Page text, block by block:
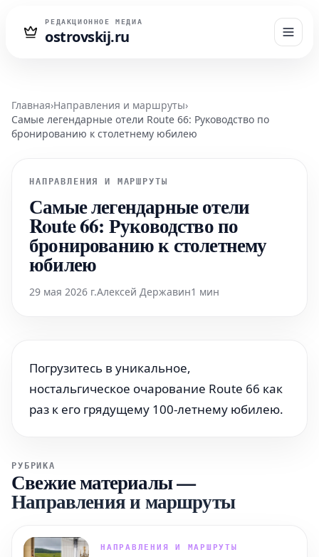
РЕДАКЦИОННОЕ МЕДИА
ostrovskij.ru
Главная›Направления и маршруты›
Самые легендарные отели Route 66: Руководство по
бронированию к столетнему юбилею
НАПРАВЛЕНИЯ И МАРШРУТЫ
Самые легендарные отели
Route 66: Руководство по
бронированию к столетнему
юбилею
29 мая 2026 г.Алексей Державин1 мин
Погрузитесь в уникальное,
ностальгическое очарование Route 66 как
раз к его грядущему 100-летнему юбилею.
РУБРИКА
Свежие материалы—
Направления и маршруты
НАПРАВЛЕНИЯ И МАРШРУТЫ